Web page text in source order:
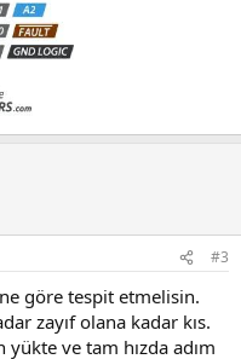
#3
göre tespit etmelisin.
zayıf olana kadar kıs.
ve tam hızda adım